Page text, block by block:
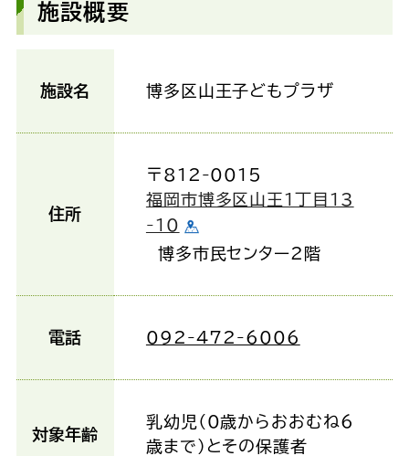
施設概要
施設名 博多区山王子どもプラザ
住所
〒812-0015
福岡市博多区山王1丁目13
-10
博多市民センター2階
電話 092-472-6006
対象年齢
乳幼児（0歳からおおむね6
歳まで）とその保護者